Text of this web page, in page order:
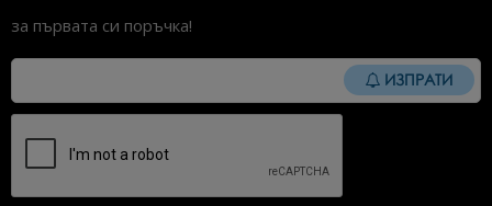
за първата си поръчка!
ИЗПРАТИ